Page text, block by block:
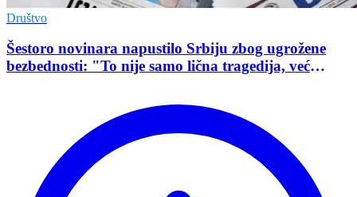
Društvo
Šestoro novinara napustilo Srbiju zbog ugrožene
bezbednosti: "To nije samo lična tragedija, već